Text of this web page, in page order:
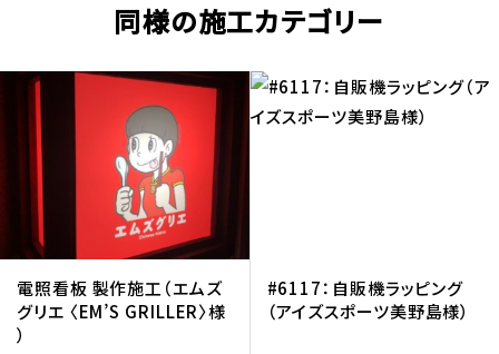
同様の施工カテゴリー
電照看板 製作施工（エムズ
グリエ 〈EM’S GRILLER〉様
）
#6117：自販機ラッピング
（アイズスポーツ美野島様）